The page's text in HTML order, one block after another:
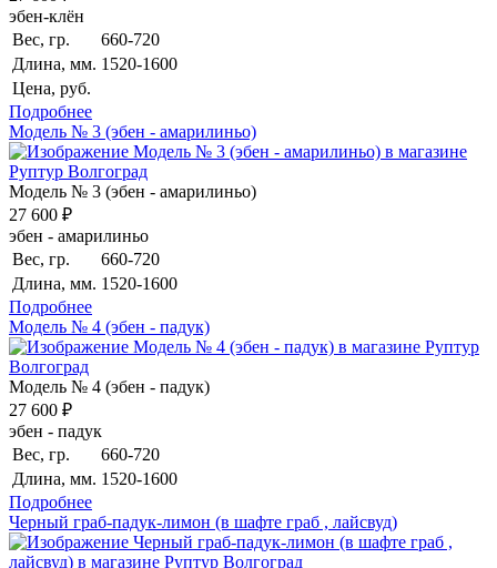
эбен-клён
Вес, гр.
660-720
Длина, мм. 1520-1600
Цена, руб.
Подробнее
Модель № 3 (эбен - амарилиньо)
Модель № 3 (эбен - амарилиньо)
27 600 ₽
эбен - амарилиньо
Вес, гр.
660-720
Длина, мм. 1520-1600
Подробнее
Модель № 4 (эбен - падук)
Модель № 4 (эбен - падук)
27 600 ₽
эбен - падук
Вес, гр.
660-720
Длина, мм. 1520-1600
Подробнее
Черный граб-падук-лимон (в шафте граб , лайсвуд)